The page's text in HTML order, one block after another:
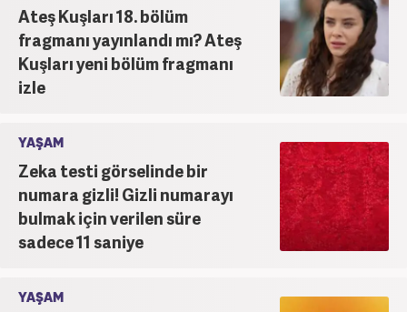
Ateş Kuşları 18. bölüm
fragmanı yayınlandı mı? Ateş
Kuşları yeni bölüm fragmanı
izle
YAŞAM
Zeka testi görselinde bir
numara gizli! Gizli numarayı
bulmak için verilen süre
sadece 11 saniye
YAŞAM